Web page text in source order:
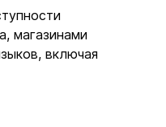
магазинами
включая